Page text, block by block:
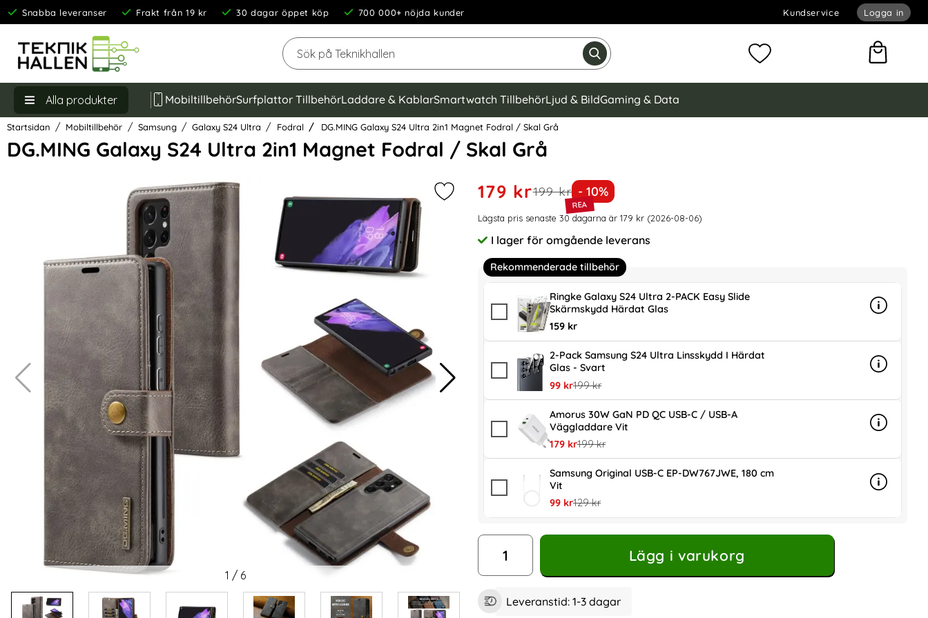
Snabba leveranser Frakt från 19 kr 30 dagar öppet köp 700 000+ nöjda kunder Kundservice Logga in
Sök
Genomför sökning Mina favoriter
Alla produkter MobiltillbehörSurfplattor TillbehörLaddare & KablarSmartwatch TillbehörLjud & BildGaming & Data
Startsidan Mobiltillbehör Samsung Galaxy S24 Ultra Fodral DG.MING Galaxy S24 Ultra 2in1 Magnet Fodral / Skal Grå
DG.MING Galaxy S24 Ultra 2in1 Magnet Fodral / Skal Grå
Hoppa
över
Markera dG.MING Galaxy S24 Ultra 2in1 Magnet Fodral / Skal Grå som favorit
1 / 6
Handla denna produkt DG.MING Galaxy S24 Ultra 2in1 Magnet Fodral / Skal Grå
rea pris
179 krtidigare pris
199 kr Priset är nedsatt med
- 10%
Prishistorik
Lägsta pris senaste 30 dagarna är 179 kr (2026-08-06)
Tillgänglighet:
I lager för omgående leverans
Rekommenderade tillbehör
Ringke Galaxy S24 Ultra 2-PACK Easy Slide
Skärmskydd Härdat Glas
159 kr
Info
mer info
2-Pack Samsung S24 Ultra Linsskydd I Härdat
Glas - Svart
rea pris
99 krtidigare pris
199 kr
Info
mer info
Amorus 30W GaN PD QC USB-C / USB-A
Väggladdare Vit
rea pris
179 krtidigare pris
199 kr
Info
mer info
Samsung Original USB-C EP-DW767JWE, 180 cm
Vit
rea pris
99 krtidigare pris
129 kr
Info
mer info
antal
Lägg i varukorg
Leveranstid: 1-3 dagar